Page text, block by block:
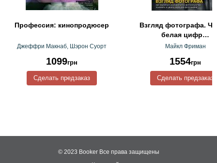
Профессия: кинопродюсер
Джеффри Макнаб, Шэрон Суорт
1099грн
Сделать предзаказ
Взгляд фотографа.
белая цифр…
Майкл Фриман
1554грн
Сделать предзаказ
© 2023 Booker Все права защищены